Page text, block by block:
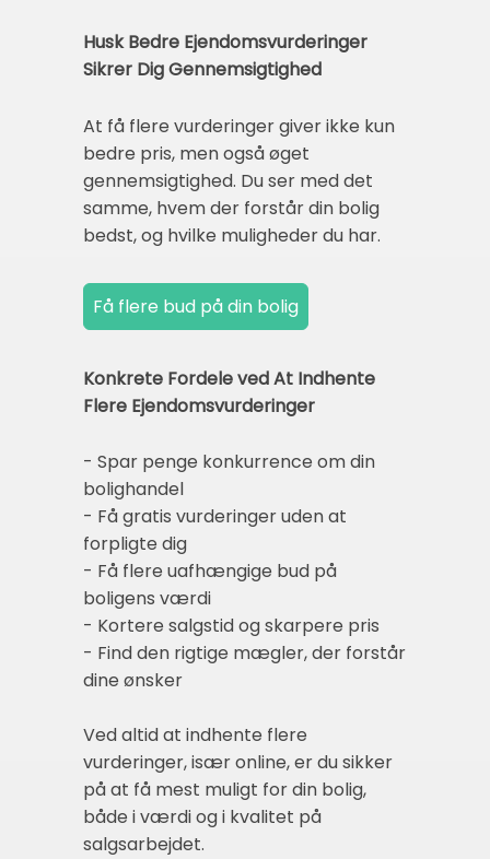
Husk Bedre Ejendomsvurderinger
Sikrer Dig Gennemsigtighed
At få flere vurderinger giver ikke kun
bedre pris, men også øget
gennemsigtighed. Du ser med det
samme, hvem der forstår din bolig
bedst, og hvilke muligheder du har.
Konkrete Fordele ved At Indhente
Flere Ejendomsvurderinger
- Spar penge konkurrence om din
bolighandel
- Få gratis vurderinger uden at
forpligte dig
- Få flere uafhængige bud på
boligens værdi
- Kortere salgstid og skarpere pris
- Find den rigtige mægler, der forstår
dine ønsker
Ved altid at indhente flere
vurderinger, især online, er du sikker
på at få mest muligt for din bolig,
både i værdi og i kvalitet på
salgsarbejdet.